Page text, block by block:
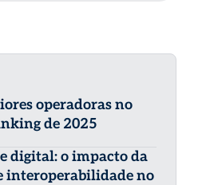
operadoras no
de 2025
digital: o impacto da
interoperabilidade no